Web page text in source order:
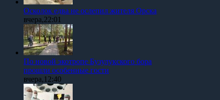
Осколок едва не ослепил жителя Орска
вчера,22:01
По новой экотропе Бузулукского бора
прошли особенные гости
вчера,12:40